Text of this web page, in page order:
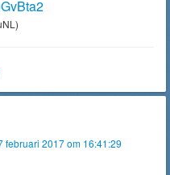
februari 2017 om 16:41:29